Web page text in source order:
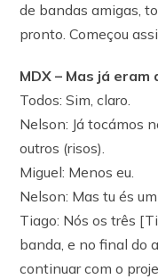
de bandas amigas,
pronto. Começou
MDX – Mas já eram
Todos: Sim, claro.
Nelson: Já tocámos
outros (risos).
Miguel: Menos eu.
Nelson: Mas tu és
Tiago: Nós os três
banda, e no final do
continuar com o